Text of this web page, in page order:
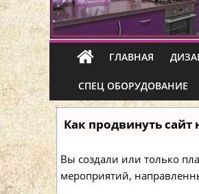
ГЛАВНАЯ
СПЕЦ ОБОРУДОВАНИЕ
Как продвинуть сайт
Вы создали или только
мероприятий,